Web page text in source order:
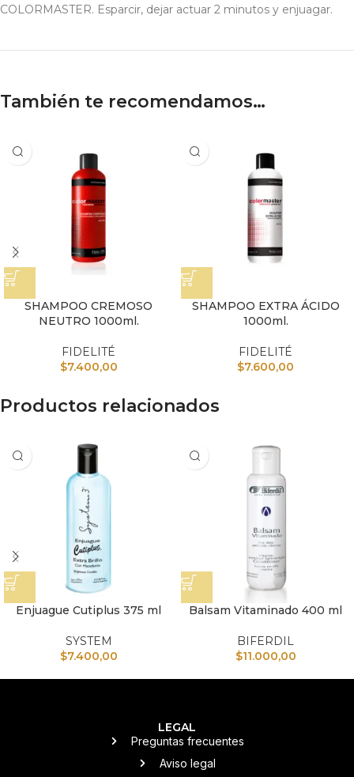
COLORMASTER. Esparcir, dejar actuar 2 minutos y enjuagar.
También te recomendamos…
SHAMPOO CREMOSO
NEUTRO 1000ml.
FIDELITÉ
$7.400,00
SHAMPOO EXTRA ÁCIDO
1000ml.
FIDELITÉ
$7.600,00
Productos relacionados
Enjuague Cutiplus 375 ml
SYSTEM
$7.400,00
Balsam Vitaminado 400 ml
BIFERDIL
$11.000,00
LEGAL
Preguntas frecuentes
Aviso legal